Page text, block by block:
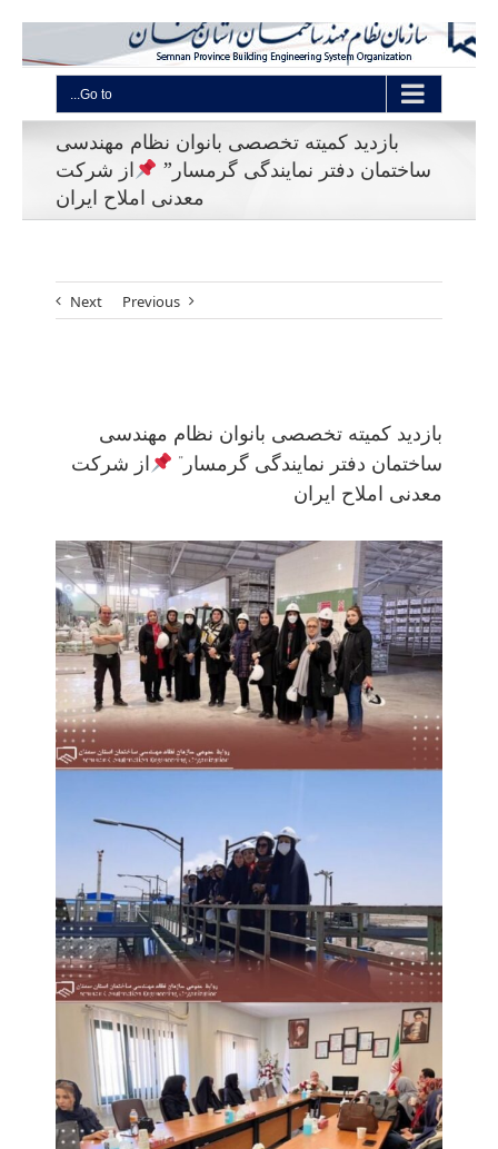
Go to...
بازدید کمیته تخصصی بانوان نظام مهندسی
ساختمان دفتر نمایندگی گرمسار”
از شرکت
معدنی املاح ایران
Previous
Next
Image
بازدید کمیته تخصصی بانوان نظام مهندسی
ساختمان دفتر نمایندگی گرمسار”
از شرکت
معدنی املاح ایران